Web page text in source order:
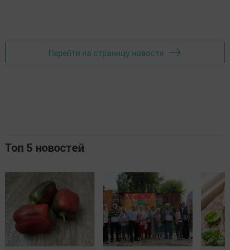
Перейти на страницу новости
Топ 5 новостей